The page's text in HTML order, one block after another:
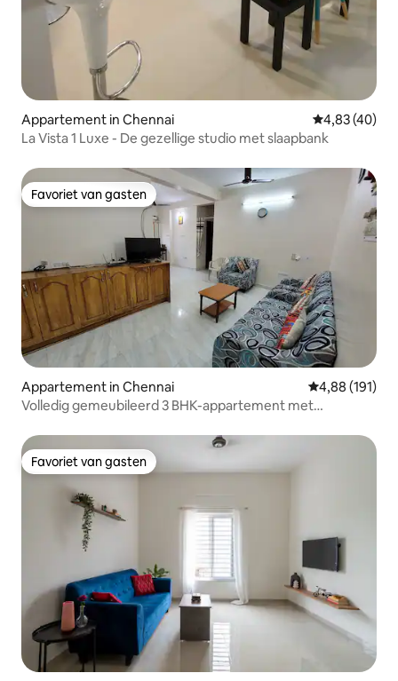
Appartement in Chennai Gemiddelde
4,83 (40)
La Vista 1 Luxe - De gezellige studio met slaapbank
Favoriet van gasten
Favoriet van gasten
Appartement in Chennai Gemiddelde
4,88 (191)
Volledig gemeubileerd 3 BHK-appartement met
Favoriet van gasten
Favoriet van gasten